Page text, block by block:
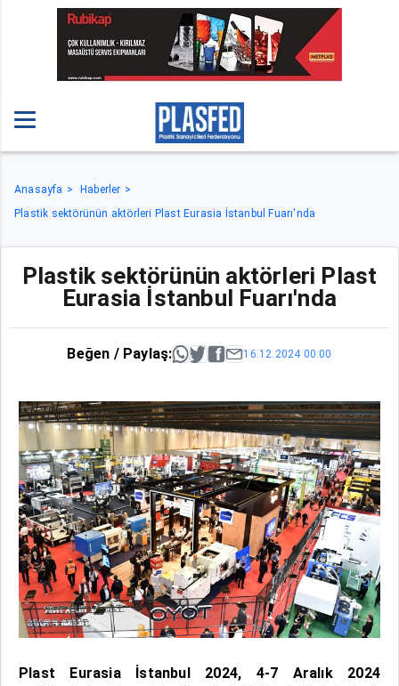
Anasayfa
Haberler
Plastik sektörünün aktörleri Plast Eurasia İstanbul Fuarı'nda
Plastik sektörünün aktörleri Plast
Eurasia İstanbul Fuarı'nda
Beğen / Paylaş: 16.12.2024 00:00
Plast Eurasia İstanbul 2024, 4-7 Aralık 2024